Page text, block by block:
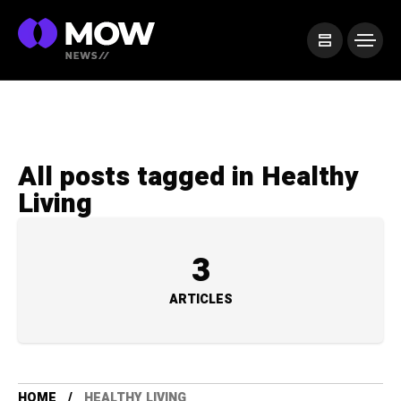
All posts tagged in Healthy
Living
3
ARTICLES